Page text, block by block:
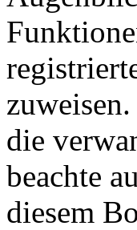
die
beachte
diesem